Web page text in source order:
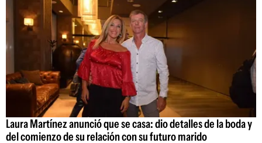
Laura Martínez anunció que se casa: dio detalles de la boda y
del comienzo de su relación con su futuro marido